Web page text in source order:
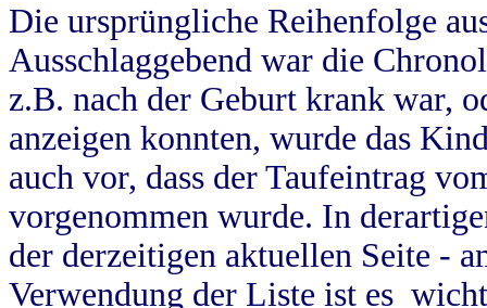
Die ursprüngliche Reihenfolge
Ausschlaggebend war die
z.B. nach der Geburt krank war,
anzeigen konnten, wurde das
auch vor, dass der Taufeintrag
vorgenommen wurde. In
der derzeitigen aktuellen Seite -
Verwendung der Liste ist es